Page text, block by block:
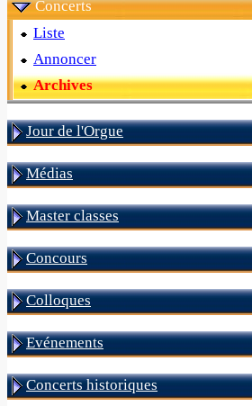
Concerts
Liste
Annoncer
Archives
Jour de l'Orgue
Médias
Master classes
Concours
Colloques
Evénements
Concerts historiques